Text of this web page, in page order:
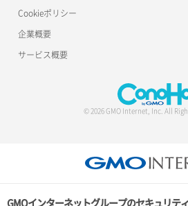
Cookieポリシー
企業概要
サービス概要
© 2026 GMO Internet, Inc. All
GMOインターネットグループのセキュリテ